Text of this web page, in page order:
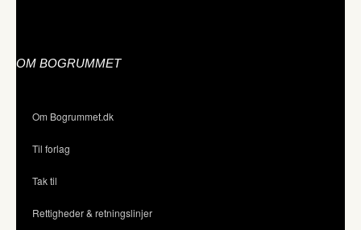
OM BOGRUMMET
Om Bogrummet.dk
Til forlag
Tak til
Rettigheder & retningslinjer